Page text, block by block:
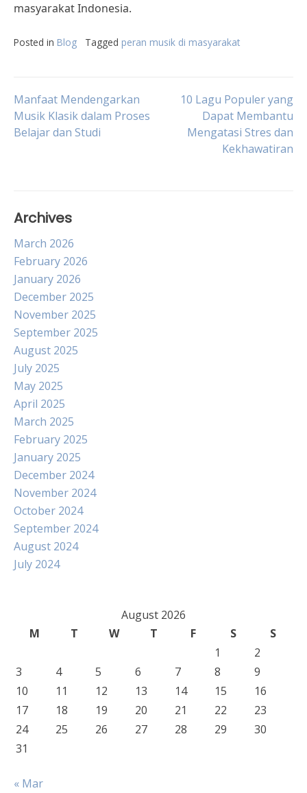
masyarakat Indonesia.
Posted in Blog Tagged peran musik di masyarakat
Post
navigation
Manfaat Mendengarkan
Musik Klasik dalam Proses
Belajar dan Studi
10 Lagu Populer yang
Dapat Membantu
Mengatasi Stres dan
Kekhawatiran
Archives
March 2026
February 2026
January 2026
December 2025
November 2025
September 2025
August 2025
July 2025
May 2025
April 2025
March 2025
February 2025
January 2025
December 2024
November 2024
October 2024
September 2024
August 2024
July 2024
August 2026
M
T W T F S
S
1
2
3
4 5 6 7 8
9
10
11 12 13 14 15
16
17
18 19 20 21 22
23
24
25 26 27 28 29
30
31
« Mar